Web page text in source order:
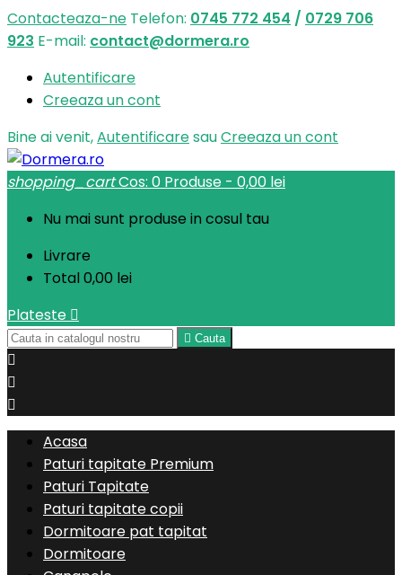
Contacteaza-ne Telefon: 0745 772 454 / 0729 706
923 E-mail: contact@dormera.ro
Autentificare
Creeaza un cont
Bine ai venit,AutentificaresauCreeaza un cont
shopping_cartCos: 0 Produse - 0,00 lei
Nu mai sunt produse in cosul tau
Livrare
Total0,00 lei
Plateste 
 Cauta



Acasa
Paturi tapitate Premium
Paturi Tapitate
Paturi tapitate copii
Dormitoare pat tapitat
Dormitoare